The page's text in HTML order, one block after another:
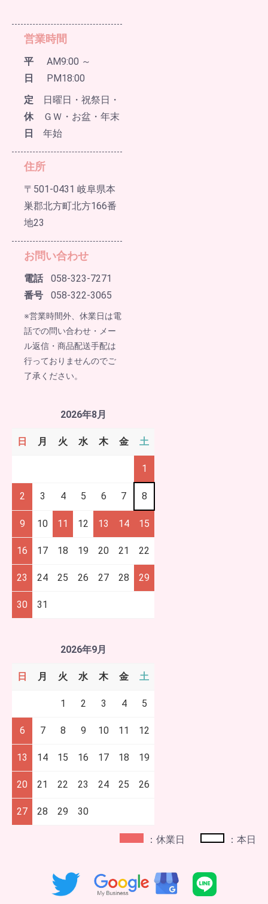
営業時間
平
日
AM9:00 ～
PM18:00
定
休
日
日曜日・祝祭日・
ＧＷ・お盆・年末
年始
住所
〒501-0431 岐阜県本
巣郡北方町北方166番
地23
お問い合わせ
電話
番号
058-323-7271
058-322-3065
※営業時間外、休業日は電
話での問い合わせ・メー
ル返信・商品配送手配は
行っておりませんのでご
了承ください。
2026年8月
日 月 火 水 木 金 土
1
2 3 4 5 6 7 8
9 10 11 12 13 14 15
16 17 18 19 20 21 22
23 24 25 26 27 28 29
30 31
2026年9月
日 月 火 水 木 金 土
1 2 3 4 5
6 7 8 9 10 11 12
13 14 15 16 17 18 19
20 21 22 23 24 25 26
27 28 29 30
：休業日 ：本日